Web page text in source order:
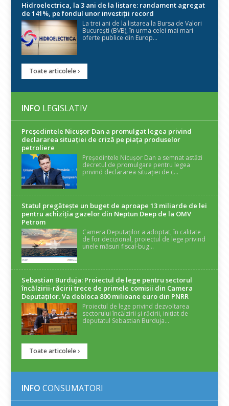
Hidroelectrica, la 3 ani de la listare: randament agregat
de 141%, pe fondul unor investiții record
La trei ani de la listarea la Bursa de Valori
București (BVB), în urma celei mai mari
oferte publice din Europ...
Toate articolele
INFO LEGISLATIV
Președintele Nicuşor Dan a promulgat legea privind
declararea situaţiei de criză pe piaţa produselor
petroliere
Președintele Nicușor Dan a semnat astăzi
decretul de promulgare pentru legea
privind declararea situației de c...
Statul pregătește un buget de aproape 13 miliarde de lei
pentru achiziția gazelor din Neptun Deep de la OMV
Petrom
Camera Deputaților a adoptat, în calitate
de for decizional, proiectul de lege privind
unele măsuri fiscal-bug...
Sebastian Burduja: Proiectul de lege pentru sectorul
încălzirii-răcirii trece de primele comisii din Camera
Deputaților. Va debloca 800 milioane euro din PNRR
Proiectul de lege privind dezvoltarea
sectorului încălzirii și răcirii, inițiat de
deputatul Sebastian Burduja...
Toate articolele
INFO CONSUMATORI